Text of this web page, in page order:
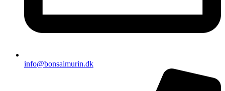
info@bonsaimurin.dk